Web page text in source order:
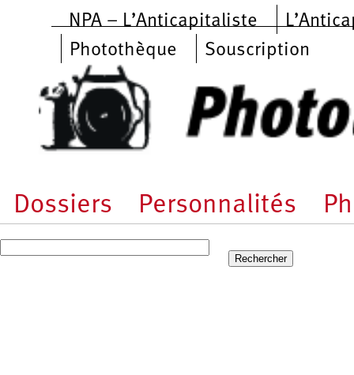
Aller au contenu principal
NPA – L’Anticapitaliste
Photothèque
Souscription
Dossiers Personnalités